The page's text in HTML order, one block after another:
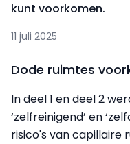
kunt voorkomen.
11 juli 2025
Dode ruimtes
In deel 1 en deel 2
‘zelfreinigend’ en
risico's van capillaire